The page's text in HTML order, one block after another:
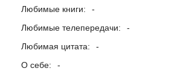
Любимые книги:
-
Любимые телепередачи:
-
Любимая цитата:
-
О себе:
-